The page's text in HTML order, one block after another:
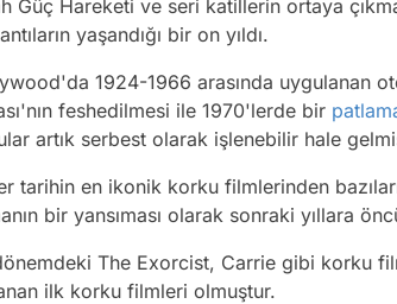
Güç Hareketi ve seri katillerin ortaya
yaşandığı bir on yıldı.
1924-1966 arasında uygulanan
feshedilmesi ile 1970'lerde bir
artık serbest olarak işlenebilir hale
tarihin en ikonik korku filmlerinden
bir yansıması olarak sonraki yıllara
The Exorcist, Carrie gibi korku
ilk korku filmleri olmuştur.